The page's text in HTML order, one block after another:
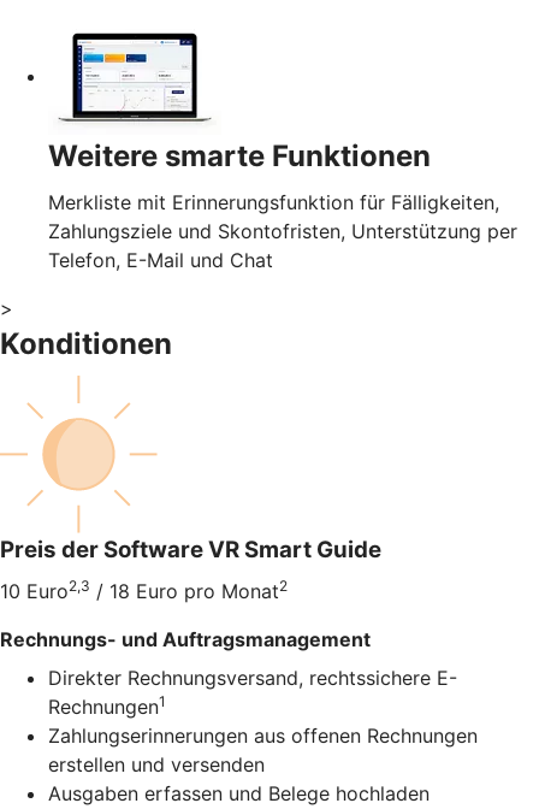
Weitere smarte Funktionen
Merkliste mit Erinnerungsfunktion für Fälligkeiten,
Zahlungsziele und Skontofristen, Unterstützung per
Telefon, E-Mail und Chat
>
Konditionen
Preis der Software VR Smart Guide
10 Euro2,3 / 18 Euro pro Monat2
Rechnungs- und Auftragsmanagement
Direkter Rechnungsversand, rechtssichere E-
Rechnungen1
Zahlungserinnerungen aus offenen Rechnungen
erstellen und versenden
Ausgaben erfassen und Belege hochladen